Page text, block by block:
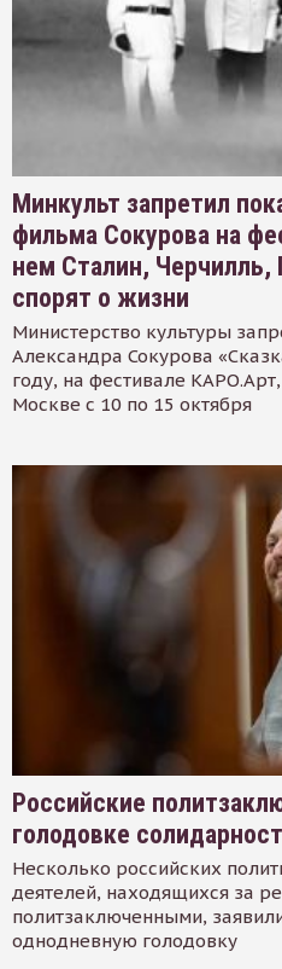
Минкульт запретил
фильма Сокурова на
нем Сталин, Черчилль,
спорят о жизни
Министерство культуры
Александра Сокурова
году, на фестивале
Москве с 10 по 15 октября
Российские
голодовке
Несколько российских
деятелей, находящихся за
политзаключенными,
однодневную голодовку